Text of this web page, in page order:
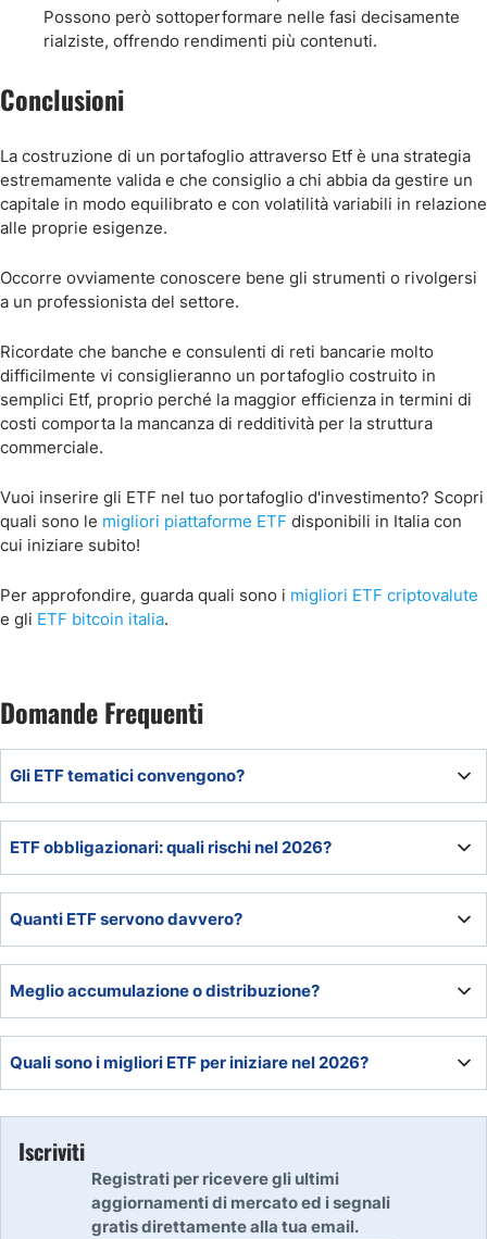
Possono però sottoperformare nelle fasi decisamente
rialziste, offrendo rendimenti più contenuti.
Conclusioni
La costruzione di un portafoglio attraverso Etf è una strategia
estremamente valida e che consiglio a chi abbia da gestire un
capitale in modo equilibrato e con volatilità variabili in relazione
alle proprie esigenze.
Occorre ovviamente conoscere bene gli strumenti o rivolgersi
a un professionista del settore.
Ricordate che banche e consulenti di reti bancarie molto
difficilmente vi consiglieranno un portafoglio costruito in
semplici Etf, proprio perché la maggior efficienza in termini di
costi comporta la mancanza di redditività per la struttura
commerciale.
Vuoi inserire gli ETF nel tuo portafoglio d'investimento? Scopri
quali sono le migliori piattaforme ETF disponibili in Italia con
cui iniziare subito!
Per approfondire, guarda quali sono i migliori ETF criptovalute
e gli ETF bitcoin italia.
Domande Frequenti
Gli ETF tematici convengono?
ampia possibilità di crescita.
ETF obbligazionari: quali rischi nel 2026?
principalmente il rischio tassi in caso di duration lunga.
Quanti ETF servono davvero?
solitamente dai 2 ai 7 o 8 Etf sono sufficienti per costruire
un buon portafoglio.
Meglio accumulazione o distribuzione?
gli Etf ad accumulazione, a meno che non ci sia
un'esigenza di reddito periodico.
Quali sono i migliori ETF per iniziare nel 2026?
Un giusto mix di Etf globali, settoriali e specifici che
vadano a diversificare, con porchi strumenti finanziari,
un’ampissima porzione dei mercati.
Iscriviti
Registrati per ricevere gli ultimi
aggiornamenti di mercato ed i segnali
gratis direttamente alla tua email.